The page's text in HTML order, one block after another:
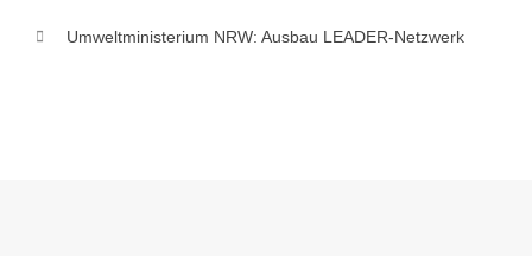
Umweltministerium NRW: Ausbau LEADER-Netzwerk